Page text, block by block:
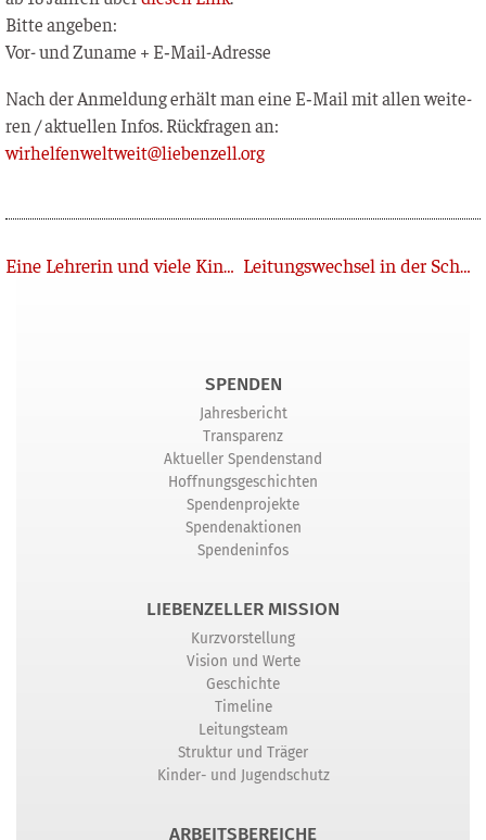
Bit­te angeben:
Vor- und Zuna­me + E‑Mail-Adres­se
Nach der Anmel­dung erhält man eine E‑Mail mit allen wei­te­
ren / aktu­el­len Infos. Rück­fra­gen an:
wirhelfenweltweit@liebenzell.org
Zurück Eine Lehrerin und viele Kinder Leitungswechsel in der Schwesternschaft
SPENDEN
Jahresbericht
Transparenz
Aktueller Spendenstand
Hoffnungsgeschichten
Spendenprojekte
Spendenaktionen
Spendeninfos
LIEBENZELLER MISSION
Kurzvorstellung
Vision und Werte
Geschichte
Timeline
Leitungsteam
Struktur und Träger
Kinder- und Jugendschutz
ARBEITSBEREICHE